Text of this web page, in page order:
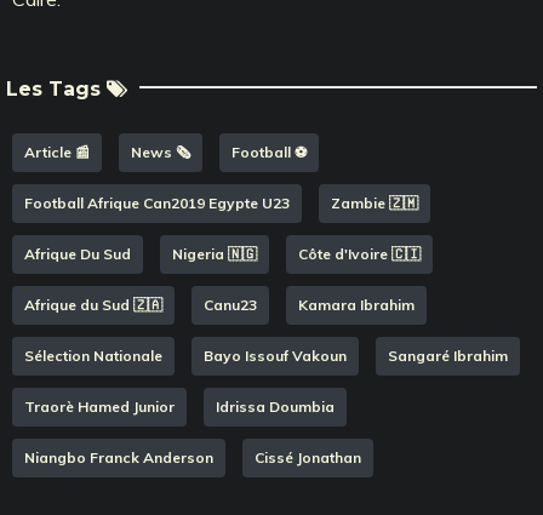
Les Tags
Article 📰 News 🗞️ Football ⚽️
Football Afrique Can2019 Egypte U23 Zambie 🇿🇲
Afrique Du Sud Nigeria 🇳🇬 Côte d'Ivoire 🇨🇮
Afrique du Sud 🇿🇦 Canu23 Kamara Ibrahim
Sélection Nationale Bayo Issouf Vakoun Sangaré Ibrahim
Traorè Hamed Junior Idrissa Doumbia
Niangbo Franck Anderson Cissé Jonathan